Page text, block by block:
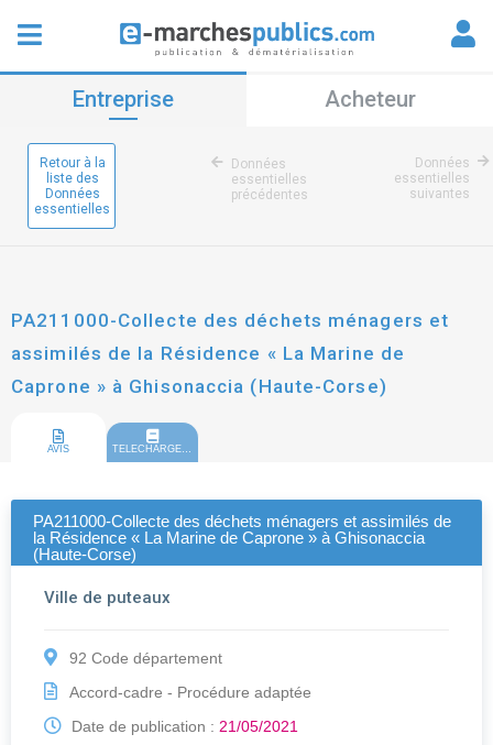
Entreprise Acheteur
Retour à la
liste des
Données
essentielles
Données
essentielles
précédentes
Données
essentielles
suivantes
PA211000-Collecte des déchets ménagers et
assimilés de la Résidence « La Marine de
Caprone » à Ghisonaccia (Haute-Corse)
AVIS TELECHARGEMENT
PA211000-Collecte des déchets ménagers et assimilés de
la Résidence « La Marine de Caprone » à Ghisonaccia
(Haute-Corse)
Ville de puteaux
92 Code département
Accord-cadre - Procédure adaptée
Date de publication : 21/05/2021